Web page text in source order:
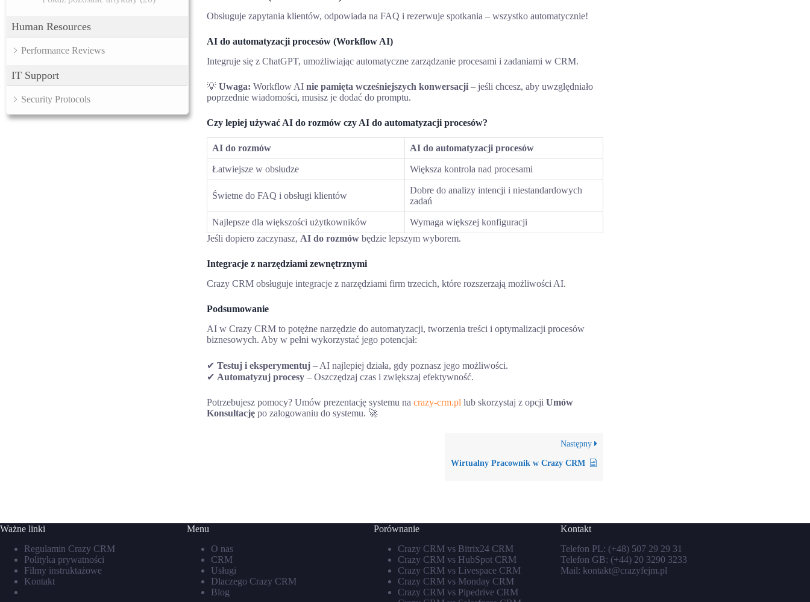
Human Resources
Performance Reviews
IT Support
Security Protocols
Obsługuje zapytania klientów, odpowiada na FAQ i rezerwuje spotkania – wszystko automatycznie!
AI do automatyzacji procesów (Workflow AI)
Integruje się z ChatGPT, umożliwiając automatyczne zarządzanie procesami i zadaniami w CRM.
💡 Uwaga: Workflow AI nie pamięta wcześniejszych konwersacji– jeśli chcesz, aby uwzględniało
poprzednie wiadomości, musisz je dodać do promptu.
Czy lepiej używać AI do rozmów czy AI do automatyzacji procesów?
AI do rozmów AI do automatyzacji procesów
Łatwiejsze w obsłudze Większa kontrola nad procesami
Świetne do FAQ i obsługi klientów
Dobre do analizy intencji i niestandardowych
zadań
Najlepsze dla większości użytkowników
Wymaga większej konfiguracji
Jeśli dopiero zaczynasz, AI do rozmówbędzie lepszym wyborem.
Integracje z narzędziami zewnętrznymi
Crazy CRM obsługuje integracje z narzędziami firm trzecich, które rozszerzają możliwości AI.
Podsumowanie
AI w Crazy CRM to potężne narzędzie do automatyzacji, tworzenia treści i optymalizacji procesów
biznesowych. Aby w pełni wykorzystać jego potencjał:
✔ Testuj i eksperymentuj– AI najlepiej działa, gdy poznasz jego możliwości.
✔ Automatyzuj procesy– Oszczędzaj czas i zwiększaj efektywność.
Potrzebujesz pomocy? Umów prezentację systemu na crazy-crm.pl lub skorzystaj z opcji Umów
Konsultacjępo zalogowaniu do systemu. 🚀
Następny
Wirtualny Pracownik w Crazy CRM
Ważne linki
Regulamin Crazy CRM
Polityka prywatności
Filmy instruktażowe
Kontakt
Menu
O nas
CRM
Usługi
Dlaczego Crazy CRM
Blog
Porównanie
Crazy CRM vs Bitrix24 CRM
Crazy CRM vs HubSpot CRM
Crazy CRM vs Livespace CRM
Crazy CRM vs Monday CRM
Crazy CRM vs Pipedrive CRM
Kontakt
Telefon PL: (+48) 507 29 29 31
Telefon GB: (+44) 20 3290 3233
Mail: kontakt@crazyfejm.pl